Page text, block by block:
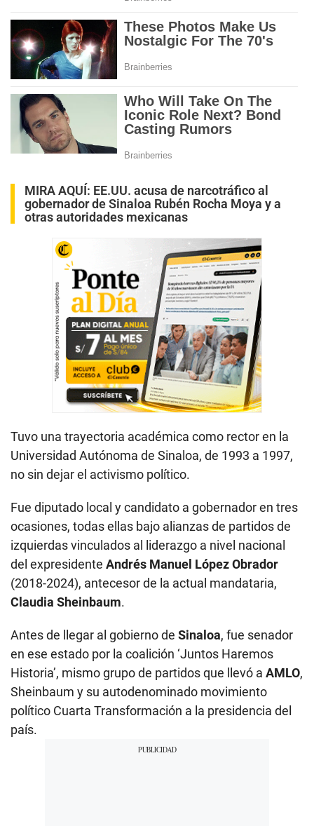
MIRA AQUÍ: EE.UU. acusa de narcotráfico al
gobernador de Sinaloa Rubén Rocha Moya y a
otras autoridades mexicanas
Tuvo una trayectoria académica como rector en la
Universidad Autónoma de Sinaloa, de 1993 a 1997,
no sin dejar el activismo político.
Fue diputado local y candidato a gobernador en tres
ocasiones, todas ellas bajo alianzas de partidos de
izquierdas vinculados al liderazgo a nivel nacional
del expresidente Andrés Manuel López Obrador
(2018-2024), antecesor de la actual mandataria,
Claudia Sheinbaum.
Antes de llegar al gobierno de Sinaloa, fue senador
en ese estado por la coalición ‘Juntos Haremos
Historia’, mismo grupo de partidos que llevó a AMLO,
Sheinbaum y su autodenominado movimiento
político Cuarta Transformación a la presidencia del
país.